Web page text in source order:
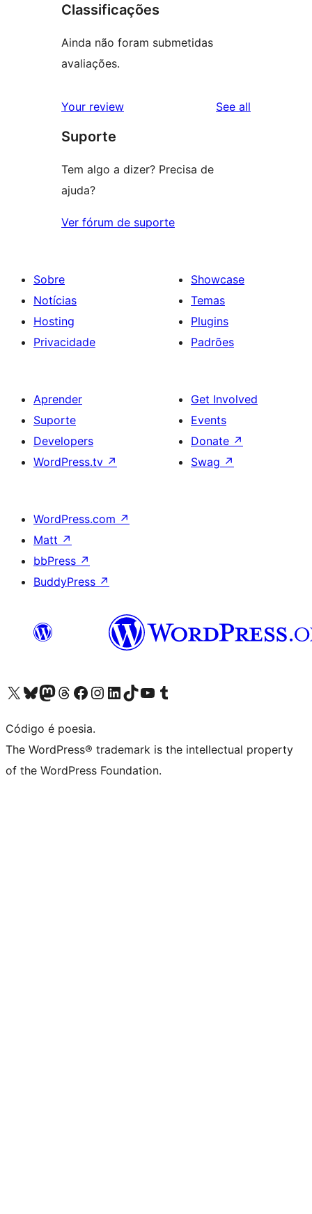
Classificações
Ainda não foram submetidas
avaliações.
Your review See all
Suporte
Tem algo a dizer? Precisa de
ajuda?
Ver fórum de suporte
Sobre
Notícias
Hosting
Privacidade
Showcase
Temas
Plugins
Padrões
Aprender
Suporte
Developers
WordPress.tv ↗
Get Involved
Events
Donate ↗
Swag ↗
WordPress.com ↗
Matt ↗
bbPress ↗
BuddyPress ↗
Visite a nossa conta X (antigo Twitter)
Visit our Bluesky account
Visit our Mastodon account
Visit our Threads account
Visite a nossa página do Facebook
Visite a nossa conta no Instagram
Visite a nossa conta no LinkedIn
Visit our TikTok account
Visit our YouTube channel
Visit our Tumblr account
Código é poesia.
The WordPress® trademark is the intellectual property
of the WordPress Foundation.